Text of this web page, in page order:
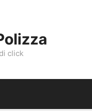
click